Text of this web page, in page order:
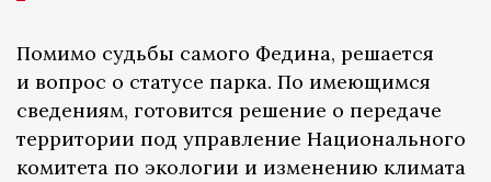
Помимо судьбы самого Федина, решается
и вопрос о статусе парка. По имеющимся
сведениям, готовится решение о передаче
территории под управление Национального
комитета по экологии и изменению климата